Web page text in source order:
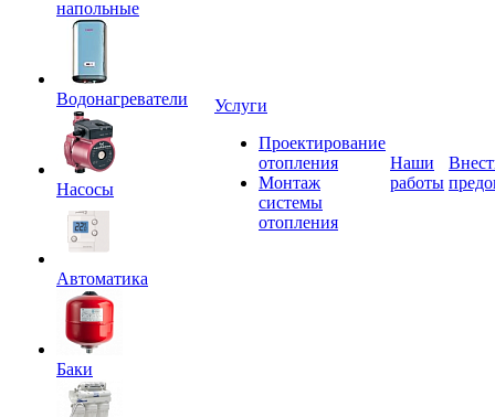
напольные
Водонагреватели
Насосы
Автоматика
Баки
Услуги
Проектирование
отопления
Монтаж
системы
отопления
Наши
работы